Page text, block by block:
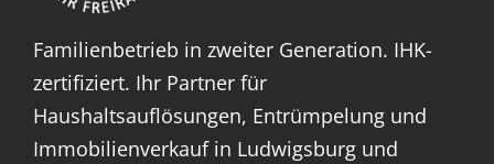
Familienbetrieb in zweiter Generation. IHK-
zertifiziert. Ihr Partner für
Haushaltsauflösungen, Entrümpelung und
Immobilienverkauf in Ludwigsburg und